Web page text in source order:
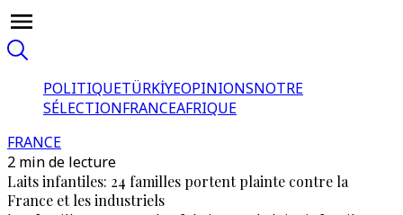
POLITIQUETÜRKİYEOPINIONSNOTRE
SÉLECTIONFRANCEAFRIQUE
FRANCE
2 min de lecture
Laits infantiles: 24 familles portent plainte contre la
France et les industriels